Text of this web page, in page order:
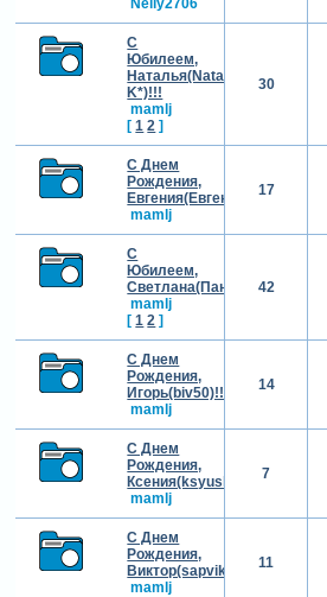
Nelly2706
С
Юбилеем,
Наталья(Nataliya
K*)!!!
mamlj
[ 1 2 ]
30
С Днем
Рождения,
Евгения(Евгения870914)!!!
mamlj
17
С
Юбилеем,
Светлана(Пандора)!!!!!
mamlj
[ 1 2 ]
42
С Днем
Рождения,
Игорь(biv50)!!!
mamlj
14
С Днем
Рождения,
Ксения(ksyushasss)!!!
mamlj
7
С Днем
Рождения,
Виктор(sapvik)!!!
mamlj
11